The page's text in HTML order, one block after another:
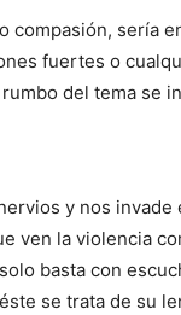
compasión, sería
fuertes o
del tema se
y nos invade
ven la violencia
basta con
se trata de su